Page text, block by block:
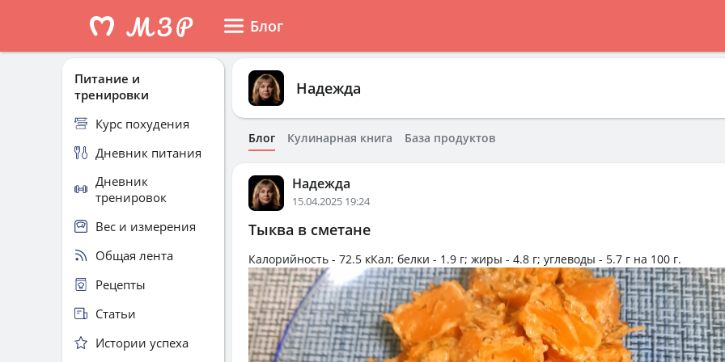
Блог
Надежда
Блог Кулинарная книга База продуктов
Надежда
15.04.2025 19:24
Тыква в сметане
Калорийность - 72.5 кКал; белки - 1.9 г; жиры - 4.8 г; углеводы - 5.7 г на 100 г.
Питание и
тренировки
Курс похудения
Дневник питания
Дневник
тренировок
Вес и измерения
Общая лента
Рецепты
Статьи
Истории успеха